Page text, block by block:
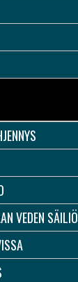
VEDEN SÄILIÖ